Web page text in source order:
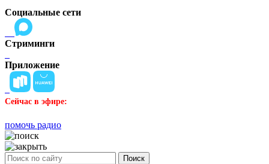
Социальные сети
Стриминги
Приложение
Сейчас в эфире:
помочь радио
Поиск